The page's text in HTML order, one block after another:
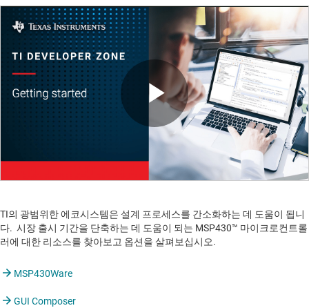
TI의 광범위한 에코시스템은 설계 프로세스를 간소화하는 데 도움이 됩니
다. 시장 출시 기간을 단축하는 데 도움이 되는 MSP430™ 마이크로컨트롤
러에 대한 리소스를 찾아보고 옵션을 살펴보십시오.
MSP430Ware
GUI Composer
Play
Video